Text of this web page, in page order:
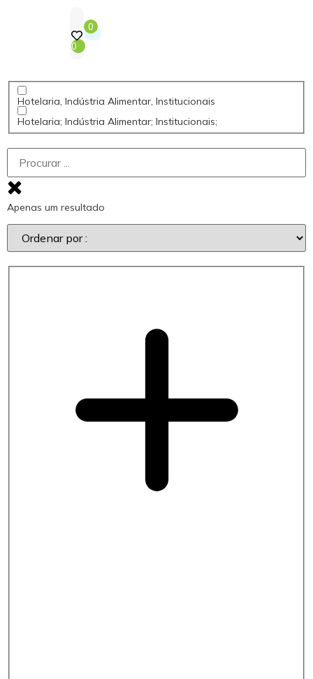
0
0
Hotelaria, Indústria Alimentar, Institucionais
Hotelaria; Indústria Alimentar; Institucionais;
Apenas um resultado